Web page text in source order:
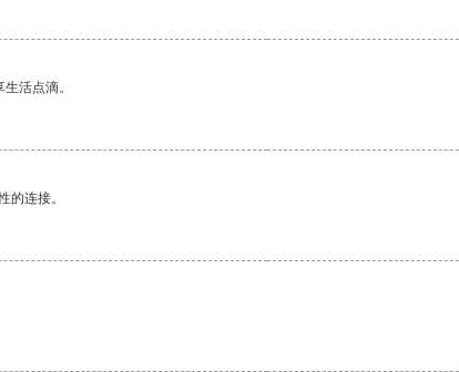
活点滴。
的连接。